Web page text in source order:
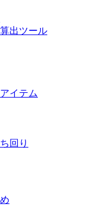
出ツール
イテム
回り